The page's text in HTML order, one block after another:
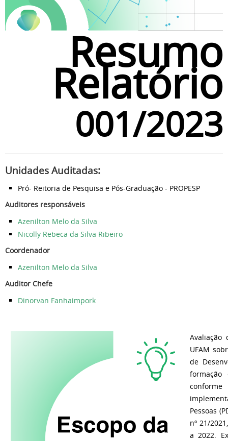
Resumo
Relatório
001/2023
Unidades Auditadas:
Pró- Reitoria de Pesquisa e Pós-Graduação - PROPESP
Auditores responsáveis
Azenilton Melo da Silva
Nicolly Rebeca da Silva Ribeiro
Coordenador
Azenilton Melo da Silva
Auditor Chefe
Dinorvan Fanhaimpork
Avaliação
UFAM
de
formação
Pessoas
nº 21/
a 2022.